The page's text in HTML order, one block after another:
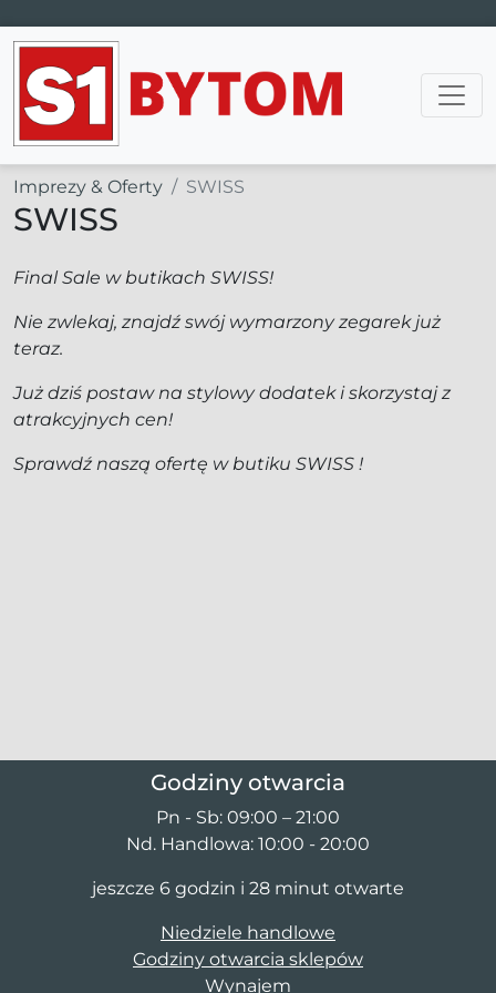
Main Navigation
Imprezy & Oferty SWISS
SWISS
Final Sale w butikach SWISS!
Nie zwlekaj, znajdź swój wymarzony zegarek już
teraz.
Już dziś postaw na stylowy dodatek i skorzystaj z
atrakcyjnych cen!
Sprawdź naszą ofertę w butiku SWISS !
Godziny otwarcia
Pn - Sb: 09:00 – 21:00
Nd. Handlowa: 10:00 - 20:00
jeszcze 6 godzin i 28 minut otwarte
Niedziele handlowe
Godziny otwarcia sklepów
Wynajem